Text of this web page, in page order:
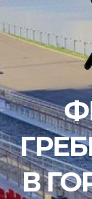
В